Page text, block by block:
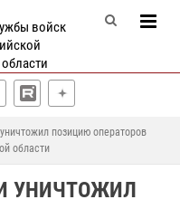
войск
позицию операторов
области
УНИЧТОЖИЛ